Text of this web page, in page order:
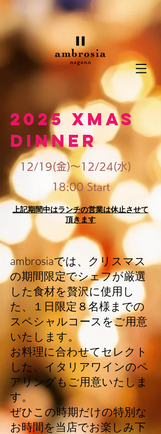
2025 Xmas
Dinner
12/19(金)〜12/24(水)
18:00 Start
上記期間中はランチの営業は休止させて
頂きます
ambrosiaでは、クリスマス
の期間限定でシェフが厳選
した食材を贅沢に使用し
た、１日限定８名様までの
スペシャルコースをご用意
いたします。
お料理に合わせてセレクト
した、イタリアワインのペ
アリングもご用意いたしま
す。
​ぜひこの時期だけの特別な
お時間を当店でお楽しみ下